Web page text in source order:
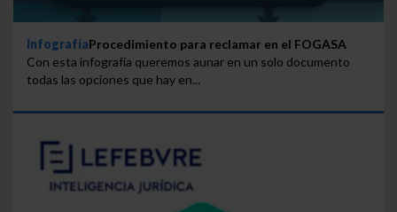
InfografíaProcedimiento para reclamar en el FOGASA
Con esta infografía queremos aunar en un solo documento
todas las opciones que hay en...